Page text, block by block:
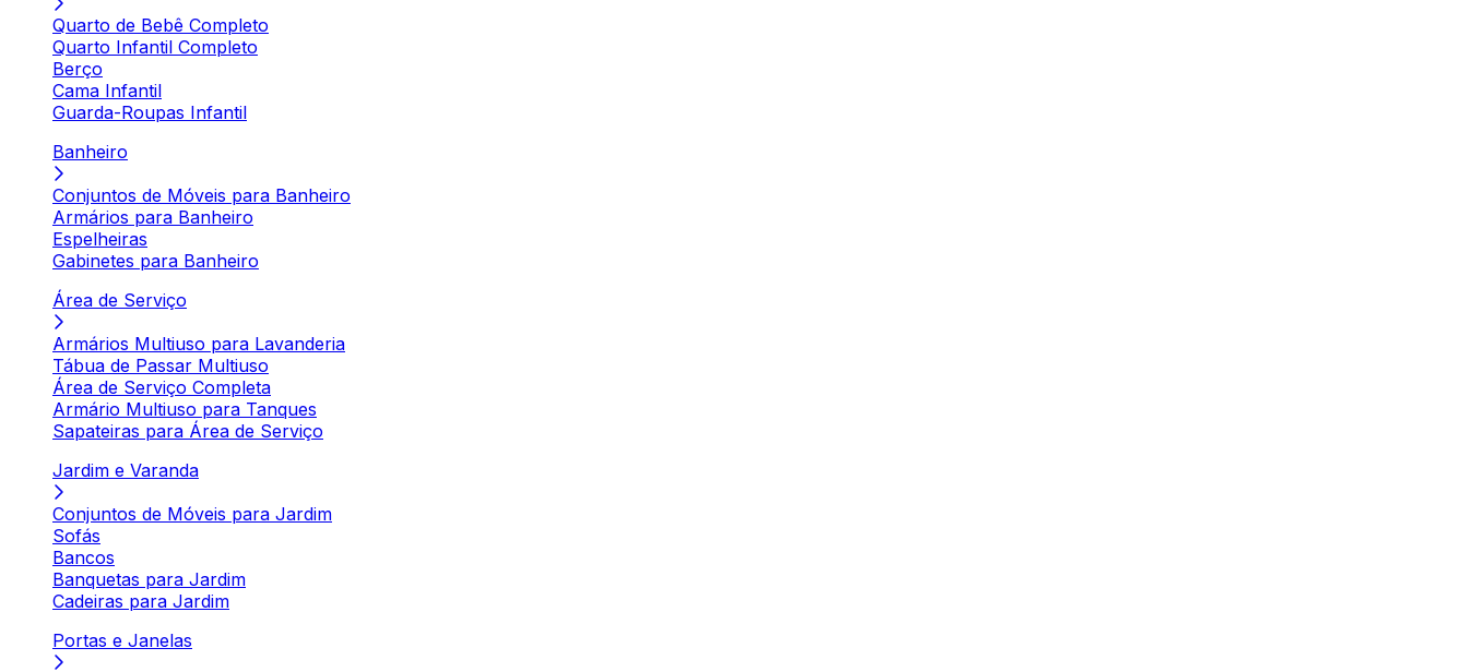
Quarto de Bebê Completo
Quarto Infantil Completo
Berço
Cama Infantil
Guarda-Roupas Infantil
Banheiro
Conjuntos de Móveis para Banheiro
Armários para Banheiro
Espelheiras
Gabinetes para Banheiro
Área de Serviço
Armários Multiuso para Lavanderia
Tábua de Passar Multiuso
Área de Serviço Completa
Armário Multiuso para Tanques
Sapateiras para Área de Serviço
Jardim e Varanda
Conjuntos de Móveis para Jardim
Sofás
Bancos
Banquetas para Jardim
Cadeiras para Jardim
Portas e Janelas